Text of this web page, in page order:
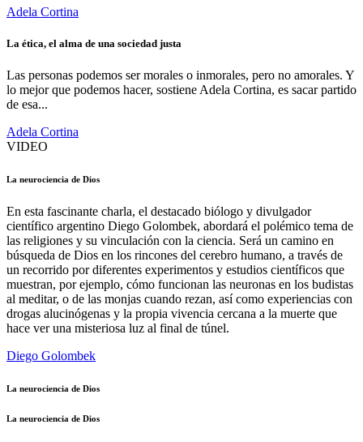
Adela Cortina
La ética, el alma de una sociedad justa
Las personas podemos ser morales o inmorales, pero no amorales. Y
lo mejor que podemos hacer, sostiene Adela Cortina, es sacar partido
de esa...
Adela Cortina
VIDEO
La neurociencia de Dios
En esta fascinante charla, el destacado biólogo y divulgador
científico argentino Diego Golombek, abordará el polémico tema de
las religiones y su vinculación con la ciencia. Será un camino en
búsqueda de Dios en los rincones del cerebro humano, a través de
un recorrido por diferentes experimentos y estudios científicos que
muestran, por ejemplo, cómo funcionan las neuronas en los budistas
al meditar, o de las monjas cuando rezan, así como experiencias con
drogas alucinógenas y la propia vivencia cercana a la muerte que
hace ver una misteriosa luz al final de túnel.
Diego Golombek
La neurociencia de Dios
La neurociencia de Dios